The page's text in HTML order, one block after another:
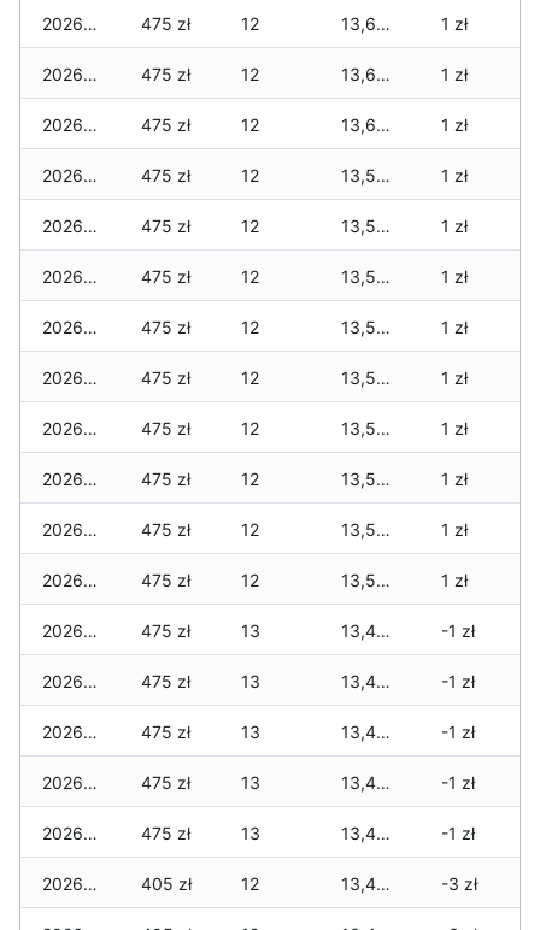
2026-04-04 475 zł 12 13,665 zł 1 zł
2026-04-03 475 zł 12 13,655 zł 1 zł
2026-04-02 475 zł 12 13,655 zł 1 zł
2026-04-01 475 zł 12 13,505 zł 1 zł
2026-03-31 475 zł 12 13,505 zł 1 zł
2026-03-30 475 zł 12 13,505 zł 1 zł
2026-03-29 475 zł 12 13,505 zł 1 zł
2026-03-28 475 zł 12 13,505 zł 1 zł
2026-03-27 475 zł 12 13,505 zł 1 zł
2026-03-26 475 zł 12 13,505 zł 1 zł
2026-03-25 475 zł 12 13,505 zł 1 zł
2026-03-24 475 zł 12 13,505 zł 1 zł
2026-03-23 475 zł 13 13,495 zł -1 zł
2026-03-22 475 zł 13 13,495 zł -1 zł
2026-03-21 475 zł 13 13,495 zł -1 zł
2026-03-20 475 zł 13 13,495 zł -1 zł
2026-03-19 475 zł 13 13,470 zł -1 zł
2026-03-18 405 zł 12 13,400 zł -3 zł